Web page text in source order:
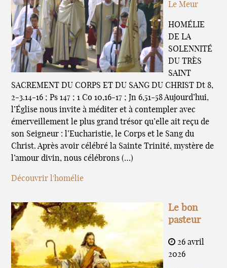
Le Meur
HOMÉLIE
DE LA
SOLENNITÉ
DU TRÈS
SAINT
SACREMENT DU CORPS ET DU SANG DU CHRIST Dt 8,
2-3.14-16 ; Ps 147 ; 1 Co 10,16-17 ; Jn 6,51-58 Aujourd’hui,
l’Église nous invite à méditer et à contempler avec
émerveillement le plus grand trésor qu’elle ait reçu de
son Seigneur : l’Eucharistie, le Corps et le Sang du
Christ. Après avoir célébré la Sainte Trinité, mystère de
l’amour divin, nous célébrons (…)
Découvrir l'homélie
Le bon
pasteur
26 avril
2026